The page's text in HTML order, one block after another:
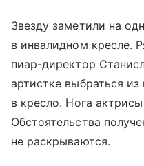
Звезду заметили на
в инвалидном кресле.
пиар-директор
артистке выбраться из
в кресло. Нога
Обстоятельства
не раскрываются.